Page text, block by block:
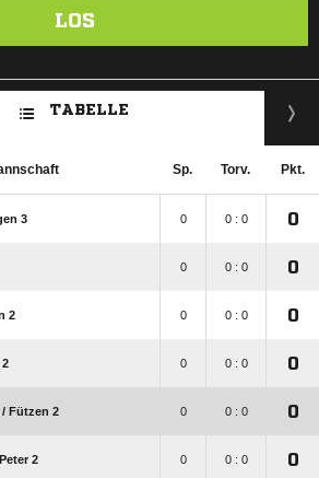
LOS
TABELLE
Sp. Torv. Pkt.
3 0 0 : 0 0
0 0 : 0 0
2 0 0 : 0 0
0 0 : 0 0
Fützen 2 0 0 : 0 0
2 0 0 : 0 0